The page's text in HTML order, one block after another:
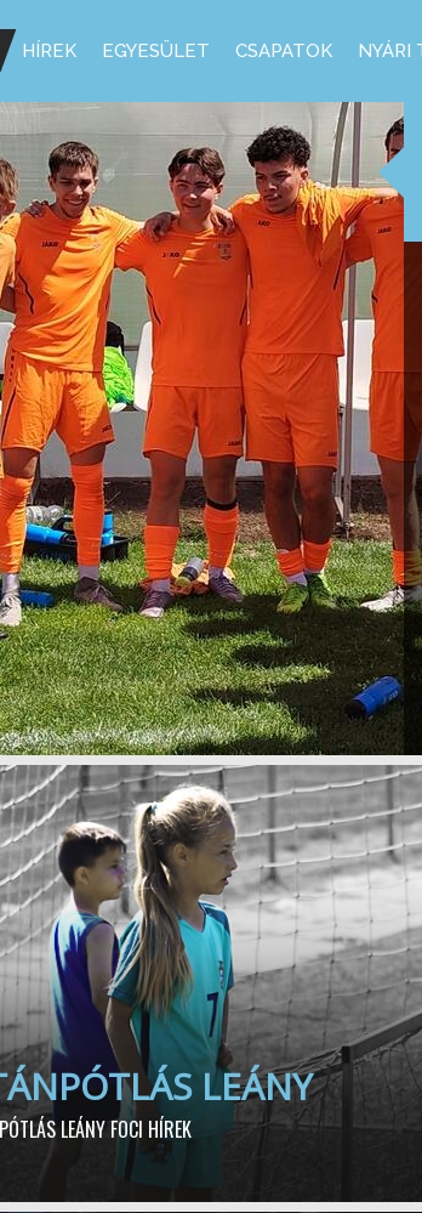
HÍREK EGYESÜLET CSAPATOK NYÁRI
LEÁNY
LEÁNY FOCI HÍREK